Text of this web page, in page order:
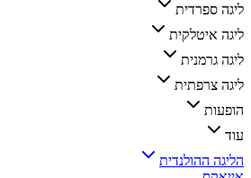
ליגה ספרדית
ליגה איטלקית
ליגה גרמנית
ליגה צרפתית
הופעות
עוד
הליגה ההולנדית